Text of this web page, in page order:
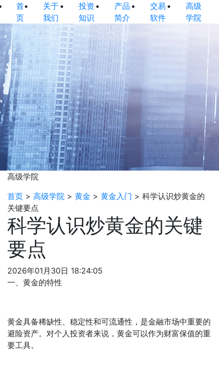
首
页
关于
我们
投资
知识
产品
简介
交易
软件
高级
学院
高级学院
首页 > 高级学院 > 黄金 > 黄金入门 > 科学认识炒黄金的
关键要点
科学认识炒黄金的关键
要点
2026年01月30日 18:24:05
一、黄金的特性
黄金具备稀缺性、稳定性和可流通性，是金融市场中重要的
避险资产。对个人投资者来说，黄金可以作为财富保值的重
要工具。